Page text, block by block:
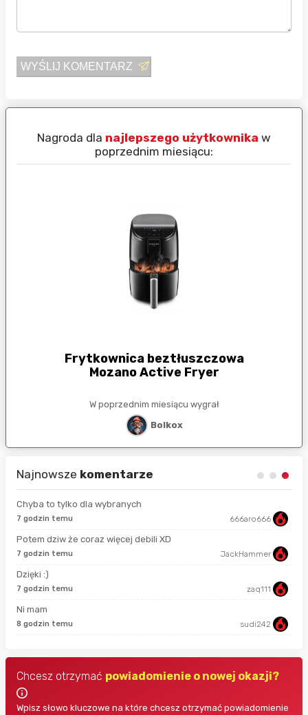
WYŚLIJ KOMENTARZ
Nagroda dla najlepszego użytkownika w
poprzednim miesiącu:
Frytkownica beztłuszczowa
Mozano Active Fryer
W poprzednim miesiącu wygrał
Bolkox
Najnowsze komentarze
Chyba to tylko dla wybranych
7 godzin temu 666aro666
Potem dziw że coraz więcej debili XD
7 godzin temu JackHammer
Dzięki :)
7 godzin temu zaq111
Ni mam
8 godzin temu sudi242
Chcesz otrzymać powiadomienie o nowej okazji?
Wpisz słowo kluczowe na które chcesz otrzymać powiadomienie